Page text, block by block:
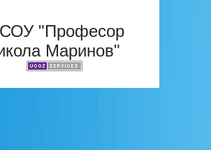
"Професор
Маринов"